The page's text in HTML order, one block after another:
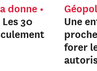
donne
Les 30
Une
forer